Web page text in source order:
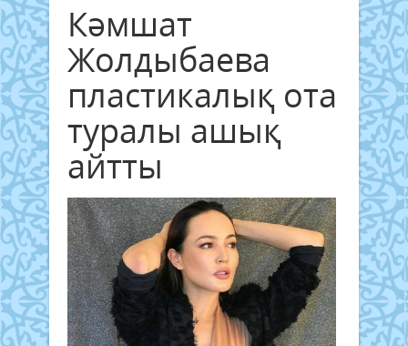
Кәмшат
Жолдыбаева
пластикалық ота
туралы ашық
айтты